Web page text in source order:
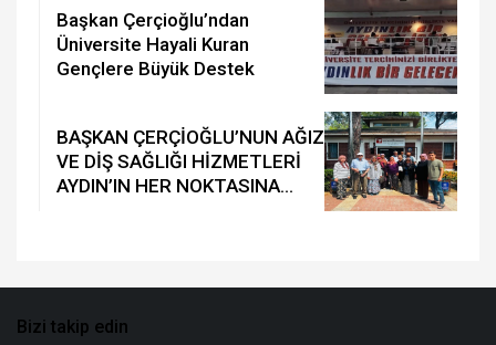
Başkan Çerçioğlu’ndan
Üniversite Hayali Kuran
Gençlere Büyük Destek
BAŞKAN ÇERÇİOĞLU’NUN AĞIZ
VE DİŞ SAĞLIĞI HİZMETLERİ
AYDIN’IN HER NOKTASINA
Bizi takip edin